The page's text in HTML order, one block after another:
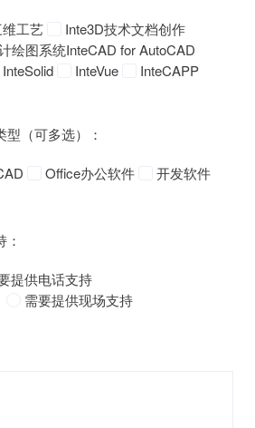
工艺
Inte3D技术文档创作
绘图系统InteCAD for AutoCAD
InteSolid InteVue
InteCAPP
（可多选）：
Office办公软件
开发软件
提供电话支持
需要提供现场支持